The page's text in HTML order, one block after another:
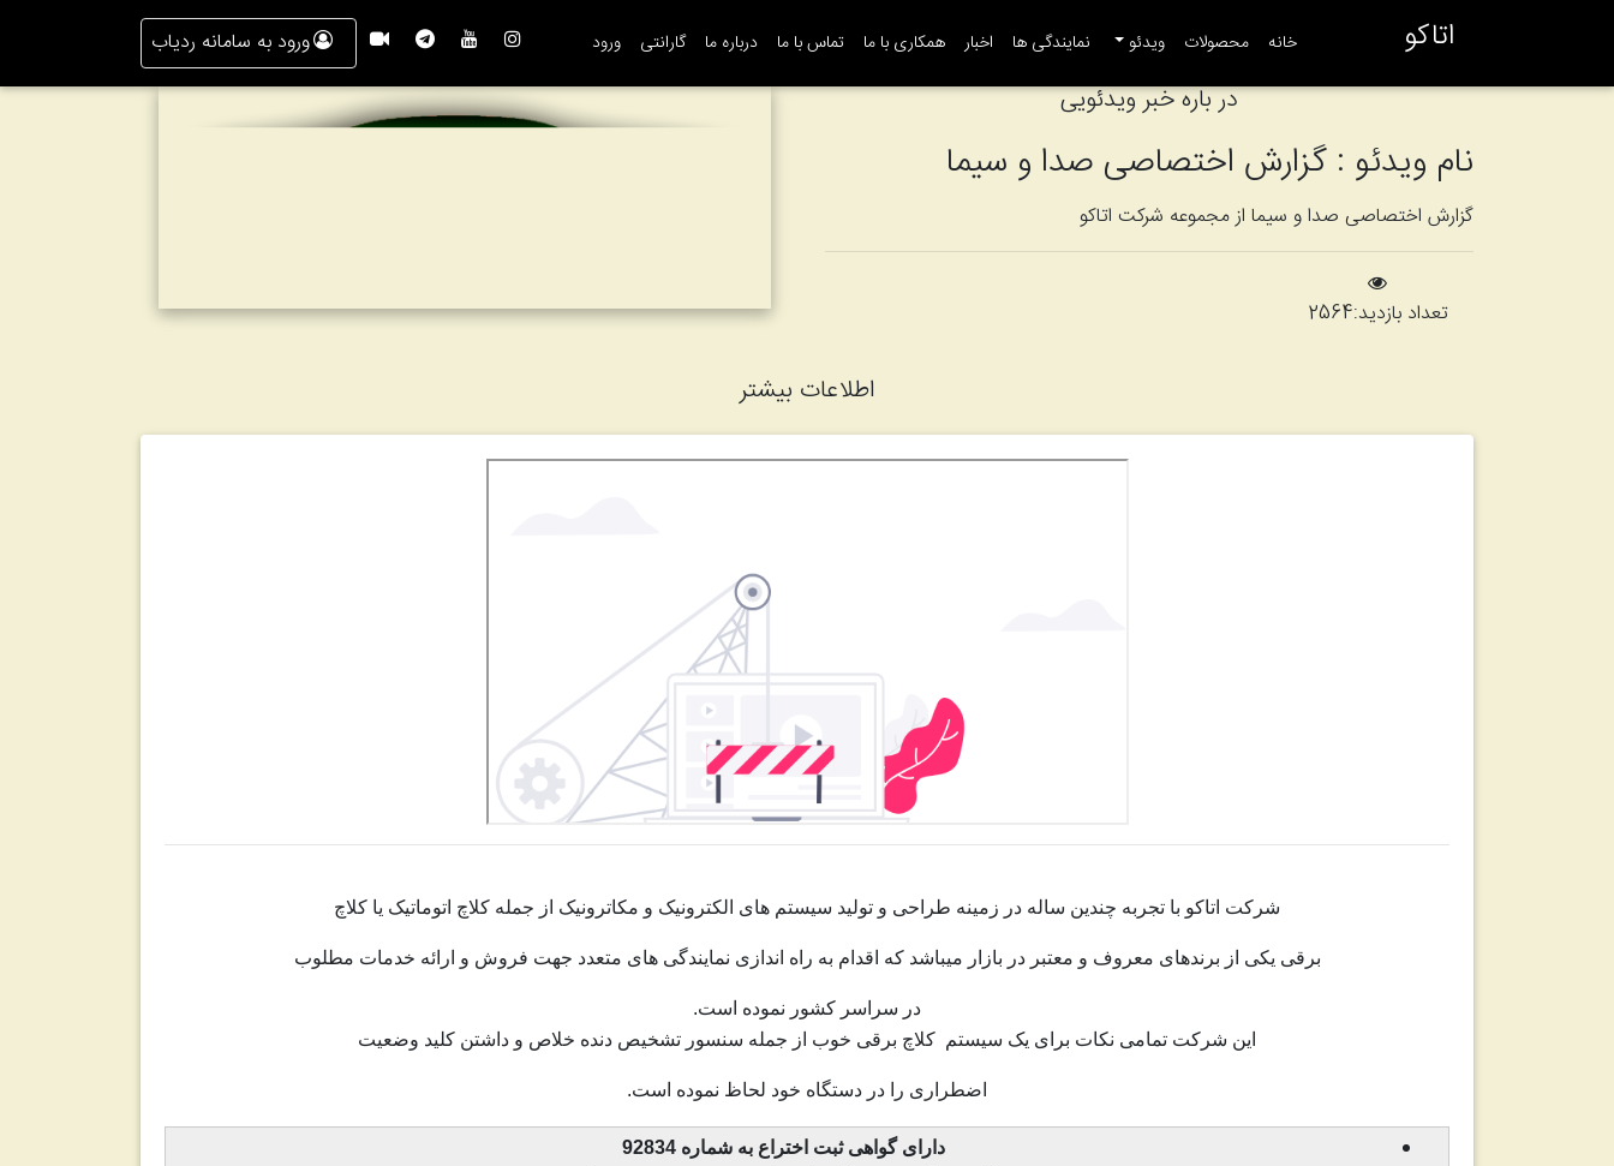
اتاکو خانه محصولات ویدئو نمایندگی ها اخبار همکاری با ما تماس با ما درباره ما گارانتی ورود ورود به سامانه ردیاب
در باره خبر ویدئویی
نام ویدئو : گزارش اختصاصی صدا و سیما
گزارش اختصاصی صدا و سیما از مجموعه شرکت اتاکو
تعداد بازدید:2564
اطلاعات بیشتر
شرکت اتاکو با تجربه چندین ساله در زمینه طراحی و تولید سیستم های الکترونیک و مکاترونیک از جمله کلاچ اتوماتیک یا کلاچ
برقی یکی از برندهای معروف و معتبر در بازار میباشد که اقدام به راه اندازی نمایندگی های متعدد جهت فروش و ارائه خدمات مطلوب
در سراسر کشور نموده است.
این شرکت تمامی نکات برای یک سیستم کلاچ برقی خوب از جمله سنسور تشخیص دنده خلاص و داشتن کلید وضعیت
اضطراری را در دستگاه خود لحاظ نموده است.
دارای گواهی ثبت اختراع به شماره 92834